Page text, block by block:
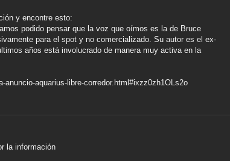
y encontre esto:
podido pensar que la voz que oímos es la de Bruce
para el spot y no comercializado. Su autor es el ex-
años está involucrado de manera muy activa en la
aquarius-libre-corredor.html#ixzz0zh1OLs2o
la información